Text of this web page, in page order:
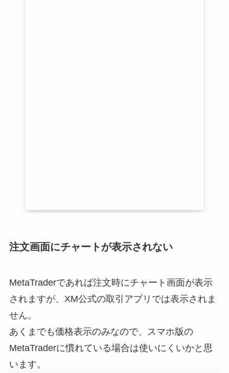
注文画面にチャートが表示されない
MetaTraderであれば注文時にチャート画面が表示
されますが、XM公式の取引アプリでは表示されま
せん。
あくまでも価格表示のみなので、スマホ版の
MetaTraderに慣れている場合は使いにくいかと思
います。